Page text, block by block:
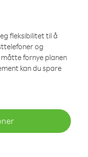
fleksibilitet til å
og
fornye planen
kan du spare